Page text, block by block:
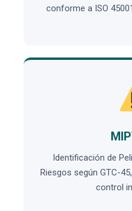
conforme a ISO
Identificación de
Riesgos según GTC-
control